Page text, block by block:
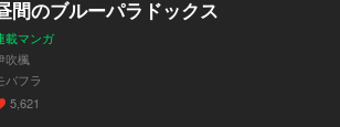
間のブルーパラドックス
載マンガ
吹楓
バフラ
5,621